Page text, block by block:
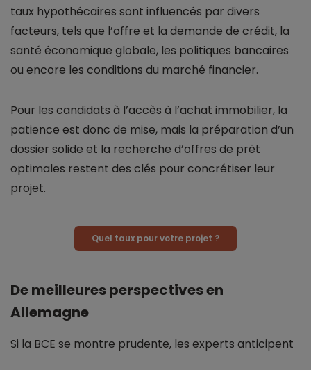
taux hypothécaires sont influencés par divers
facteurs, tels que l’offre et la demande de crédit, la
santé économique globale, les politiques bancaires
ou encore les conditions du marché financier.
Pour les candidats à l’accès à l’achat immobilier, la
patience est donc de mise, mais la préparation d’un
dossier solide et la recherche d’offres de prêt
optimales restent des clés pour concrétiser leur
projet.
Quel taux pour votre projet ?
De meilleures perspectives en
Allemagne
Si la BCE se montre prudente, les experts anticipent